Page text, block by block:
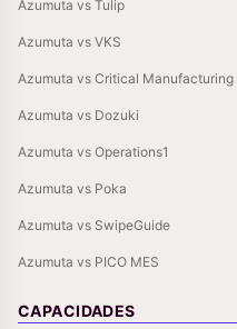
Azumuta vs Tulip
Azumuta vs VKS
Azumuta vs Critical Manufacturing
Azumuta vs Dozuki
Azumuta vs Operations1
Azumuta vs Poka
Azumuta vs SwipeGuide
Azumuta vs PICO MES
CAPACIDADES